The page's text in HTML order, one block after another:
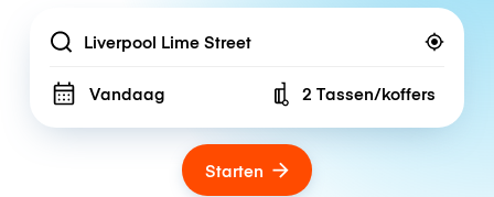
Location
Vandaag Number of bags
2 Tassen/koffers
Starten